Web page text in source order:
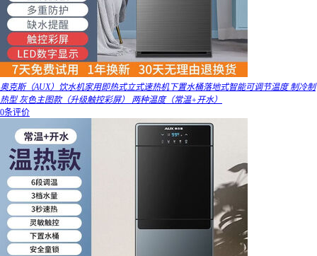
奥克斯（AUX）饮水机家用即热式立式速热机下置水桶落地式智能可调节温度 制冷制
热型 灰色主图款（升级触控彩屏） 两种温度（常温+开水）
0条评价